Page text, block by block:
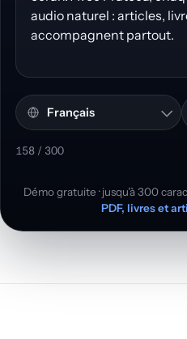
Langue et accent
158 / 300
Démo gratuite · jusqu’à 300
PDF, livres et